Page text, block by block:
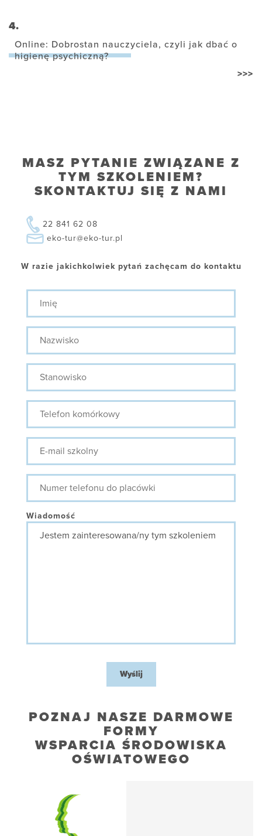
4.
Online: Dobrostan nauczyciela, czyli jak dbać o
higienę psychiczną?
>>>
MASZ PYTANIE ZWIĄZANE Z
TYM SZKOLENIEM?
SKONTAKTUJ SIĘ Z NAMI
22 841 62 08
eko-tur@eko-tur.pl
W razie jakichkolwiek pytań zachęcam do kontaktu
Imię
Nazwisko
Stanowisko
Telefon
komórkowy
E-
mail
szkolny
Numer
telefonu
do
Wiadomość
Wyślij
POZNAJ NASZE DARMOWE
FORMY
WSPARCIA ŚRODOWISKA
OŚWIATOWEGO